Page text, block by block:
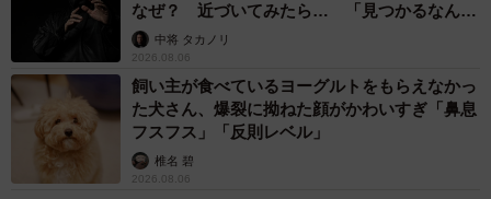
程度で、この状態のままほとんど動いていなかったそうで
す」
ーー特定外来生物が出没した場合、通報先は「警察」にな
るのですか？
なぜ？ 近づいてみたら… 「見つかるなんて
未熟」中将 タカノリ
2026.08.06
飼い主が食べているヨーグルトをもらえなかっ
た犬さん、爆裂に拗ねた顔がかわいすぎ「鼻息
フスフス」「反則レベル」
椎名 碧
2026.08.06